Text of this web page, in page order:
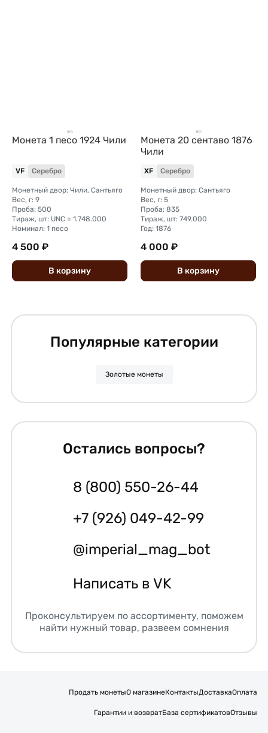
Монета 1 песо 1924 Чили
VF Серебро
Монетный двор: Чили, Сантьяго
Вес, г: 9
Проба: 500
Тираж, шт: UNC = 1.748.000
Номинал: 1 песо
4 500 ₽
В корзину
Монета 20 сентаво 1876
Чили
XF Серебро
Монетный двор: Сантьяго
Вес, г: 5
Проба: 835
Тираж, шт: 749.000
Год: 1876
4 000 ₽
В корзину
Популярные категории
Золотые монеты
Остались вопросы?
8 (800) 550-26-44
+7 (926) 049-42-99
@imperial_mag_bot
Написать в VK
Проконсультируем по ассортименту, поможем
найти нужный товар, развеем сомнения
Продать монетыО магазинеКонтактыДоставкаОплата
Гарантии и возвратБаза сертификатовОтзывы